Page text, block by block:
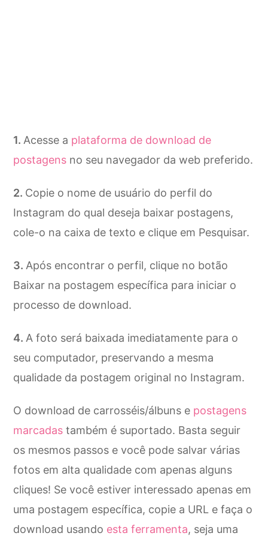
Acesse a plataforma de download de
postagens no seu navegador da web preferido.
Copie o nome de usuário do perfil do
Instagram do qual deseja baixar postagens,
cole-o na caixa de texto e clique em Pesquisar.
Após encontrar o perfil, clique no botão
Baixar na postagem específica para iniciar o
processo de download.
A foto será baixada imediatamente para o
seu computador, preservando a mesma
qualidade da postagem original no Instagram.
O download de carrosséis/álbuns e postagens
marcadas também é suportado. Basta seguir
os mesmos passos e você pode salvar várias
fotos em alta qualidade com apenas alguns
cliques! Se você estiver interessado apenas em
uma postagem específica, copie a URL e faça o
download usando esta ferramenta, seja uma